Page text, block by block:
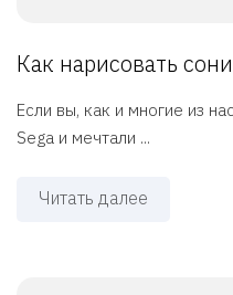
Как нарисовать
Если вы, как и многие из
Sega и мечтали ...
Читать далее